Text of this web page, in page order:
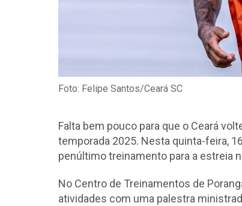
Foto: Felipe Santos/Ceará SC
Falta bem pouco para que o Ceará
temporada 2025. Nesta quinta-feira,
penúltimo treinamento para a estreia
No Centro de Treinamentos de
atividades com uma palestra